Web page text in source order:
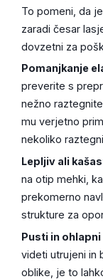
To pomeni, da
zaradi česar
dovzetni za
Pomanjkanje
preverite s
nežno
mu verjetno
nekoliko
Lepljiv ali
na otip mehki,
prekomerno
strukture za
Pusti in ohlapni
videti utrujeni in
oblike, je to